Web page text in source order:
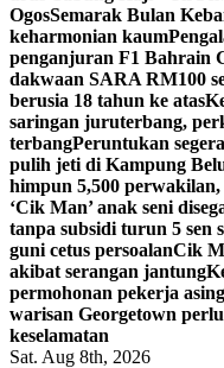
OgosSemarak Bulan
keharmonian kaum
penganjuran F1 Bahrain
dakwaan SARA RM100
berusia 18 tahun ke atas
saringan juruterbang,
terbangPeruntukan
pulih jeti di Kampung
himpun 5,500
‘Cik Man’ anak seni
tanpa subsidi turun 5 sen
guni cetus persoalanCik
akibat serangan jantung
permohonan pekerja
warisan Georgetown
keselamatan
Sat. Aug 8th, 2026